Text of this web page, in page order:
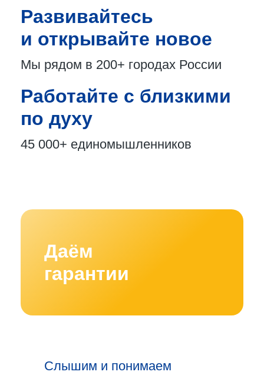
Развивайтесь
и открывайте новое
Мы рядом в 200+ городах России
Работайте с близкими
по духу
45 000+ единомышленников
Даём
гарантии
Слышим и понимаем